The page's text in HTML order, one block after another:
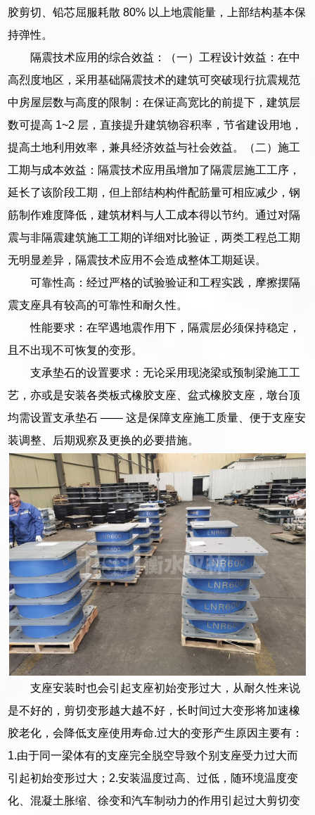
胶剪切、铅芯屈服耗散 80% 以上地震能量，上部结构基本保
持弹性。
隔震技术应用的综合效益：（一）工程设计效益：在中
高烈度地区，采用基础隔震技术的建筑可突破现行抗震规范
中房屋层数与高度的限制：在保证高宽比的前提下，建筑层
数可提高 1~2 层，直接提升建筑物容积率，节省建设用地，
提高土地利用效率，兼具经济效益与社会效益。（二）施工
工期与成本效益：隔震技术应用虽增加了隔震层施工工序，
延长了该阶段工期，但上部结构构件配筋量可相应减少，钢
筋制作难度降低，建筑材料与人工成本得以节约。通过对隔
震与非隔震建筑施工工期的详细对比验证，两类工程总工期
无明显差异，隔震技术应用不会造成整体工期延误。
可靠性高：经过严格的试验验证和工程实践，摩擦摆隔
震支座具有较高的可靠性和耐久性。
性能要求：在罕遇地震作用下，隔震层必须保持稳定，
且不出现不可恢复的变形。
支承垫石的设置要求：无论采用现浇梁或预制梁施工工
艺，亦或是安装各类板式橡胶支座、盆式橡胶支座，墩台顶
均需设置支承垫石 —— 这是保障支座施工质量、便于支座安
装调整、后期观察及更换的必要措施。
支座安装时也会引起支座初始变形过大，从耐久性来说
是不好的，剪切变形越大越不好，长时间过大变形将加速橡
胶老化，会降低支座使用寿命.过大的变形产生原因主要有：
1.由于同一梁体有的支座完全脱空导致个别支座受力过大而
引起初始变形过大；2.安装温度过高、过低，随环境温度变
化、混凝土胀缩、徐变和汽车制动力的作用引起过大剪切变